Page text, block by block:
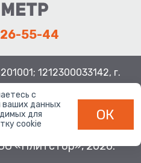
55-44
1212300033142, г.
21, индекс 350080
«Плитстор», 2026.
с
ваших данных
для
cookie
ОК